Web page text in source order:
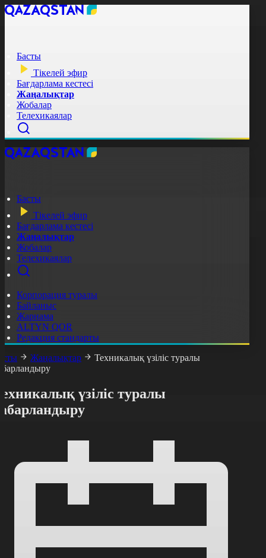
Басты
Тікелей эфир
Бағдарлама кестесі
Жаңалықтар
Жобалар
Телехикаялар
Басты
Тікелей эфир
Бағдарлама кестесі
Жаңалықтар
Жобалар
Телехикаялар
Корпорация туралы
Байланыс
Жарнама
ALTYN QOR
Редакция стандарты
Жаңалықтар
Техникалық үзіліс туралы
үзіліс туралы